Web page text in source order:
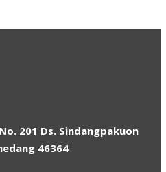
201 Ds. Sindangpakuon
46364